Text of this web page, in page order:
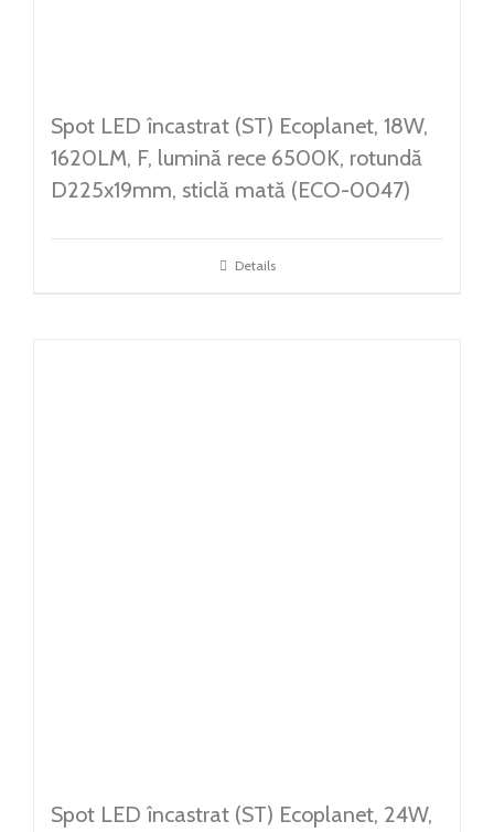
Spot LED încastrat (ST) Ecoplanet, 18W,
1620LM, F, lumină rece 6500K, rotundă
D225x19mm, sticlă mată (ECO-0047)
Details
Spot LED încastrat (ST) Ecoplanet, 24W,